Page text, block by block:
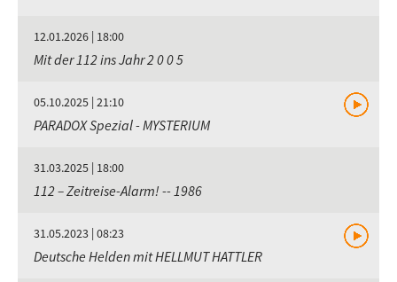
12.01.2026 | 18:00
Mit der 112 ins Jahr 2 0 0 5
05.10.2025 | 21:10
PARADOX Spezial - MYSTERIUM
31.03.2025 | 18:00
112 – Zeitreise-Alarm! -- 1986
31.05.2023 | 08:23
Deutsche Helden mit HELLMUT HATTLER